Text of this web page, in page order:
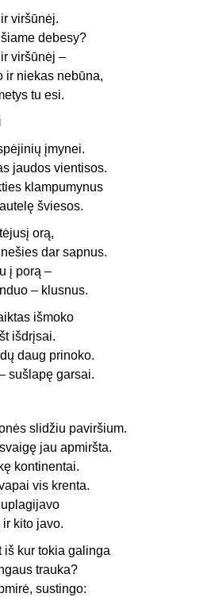
viršūnėj.
debesy?
viršūnėj –
ir niekas nebūna,
tu esi.
įmynei.
jaudos vientisos.
klampumynus
šviesos.
orą,
dar sapnus.
į porą –
– klusnus.
išmoko
išdrįsai.
daug prinoko.
sušlapę garsai.
slidžiu paviršium.
jau apmiršta.
kontinentai.
vis krenta.
kito javo.
iš kur tokia galinga
trauka?
sustingo: